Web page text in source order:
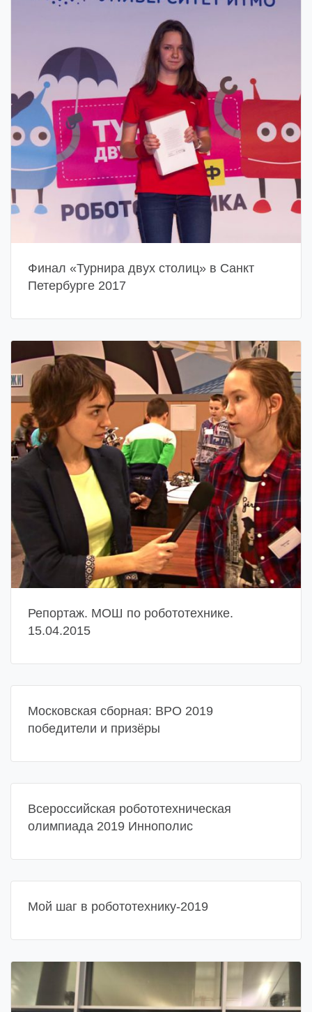
Финал «Турнира двух столиц» в Санкт
Петербурге 2017
Репортаж. МОШ по робототехнике.
15.04.2015
Московская сборная: ВРО 2019
победители и призёры
Всероссийская робототехническая
олимпиада 2019 Иннополис
Мой шаг в робототехнику-2019